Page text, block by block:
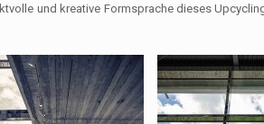
und kreative Formsprache dieses